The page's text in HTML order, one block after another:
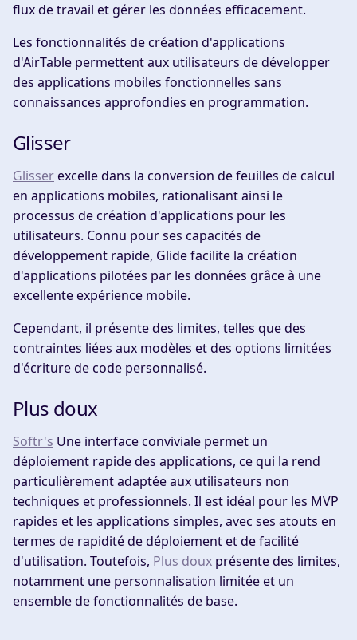
flux de travail et gérer les données efficacement.
Les fonctionnalités de création d'applications
d'AirTable permettent aux utilisateurs de développer
des applications mobiles fonctionnelles sans
connaissances approfondies en programmation.
Glisser
Glisserexcelle dans la conversion de feuilles de calcul
en applications mobiles, rationalisant ainsi le
processus de création d'applications pour les
utilisateurs. Connu pour ses capacités de
développement rapide, Glide facilite la création
d'applications pilotées par les données grâce à une
excellente expérience mobile.
Cependant, il présente des limites, telles que des
contraintes liées aux modèles et des options limitées
d'écriture de code personnalisé.
Plus doux
Softr's Une interface conviviale permet un
déploiement rapide des applications, ce qui la rend
particulièrement adaptée aux utilisateurs non
techniques et professionnels. Il est idéal pour les MVP
rapides et les applications simples, avec ses atouts en
termes de rapidité de déploiement et de facilité
d'utilisation. Toutefois, Plus doux présente des limites,
notamment une personnalisation limitée et un
ensemble de fonctionnalités de base.